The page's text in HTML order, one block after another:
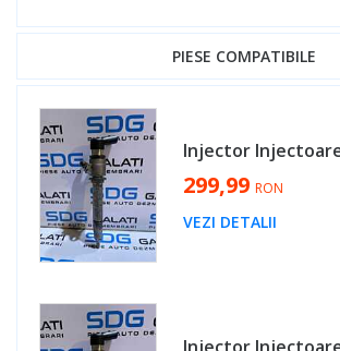
PIESE COMPATIBILE
299,99 RON
VEZI DETALII